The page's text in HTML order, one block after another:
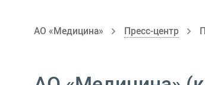
АО «Медицина» Пресс-центр